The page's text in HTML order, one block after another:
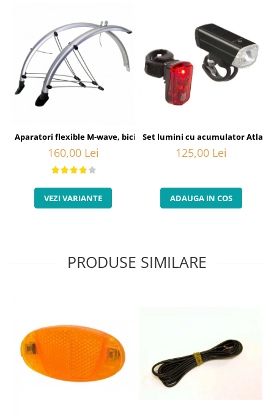
Aparatori flexible M-wave, bicicleta 28, silver
160,00 Lei
VEZI VARIANTE
Set lumini cu acumulator Atlas
125,00 Lei
ADAUGA IN COS
PRODUSE SIMILARE